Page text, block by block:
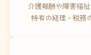
介護報酬や障害福
特有の経理・税務